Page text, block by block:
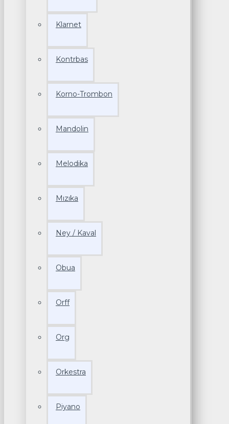
Klarnet
Kontrbas
Korno-Trombon
Mandolin
Melodika
Mızıka
Ney / Kaval
Obua
Orff
Org
Orkestra
Piyano